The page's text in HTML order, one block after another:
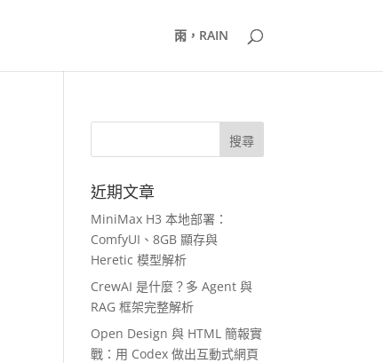
雨，RAIN
近期文章
MiniMax H3 本地部署：
ComfyUI、8GB 顯存與
Heretic 模型解析
CrewAI 是什麼？多 Agent 與
RAG 框架完整解析
Open Design 與 HTML 簡報實
戰：用 Codex 做出互動式網頁